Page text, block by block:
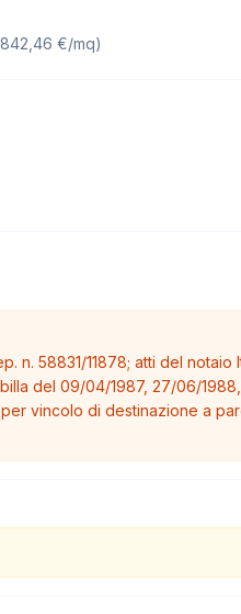
842,46 €/mq)
n. 58831/11878; atti del
del 09/04/1987, 27/06/
vincolo di destinazione a